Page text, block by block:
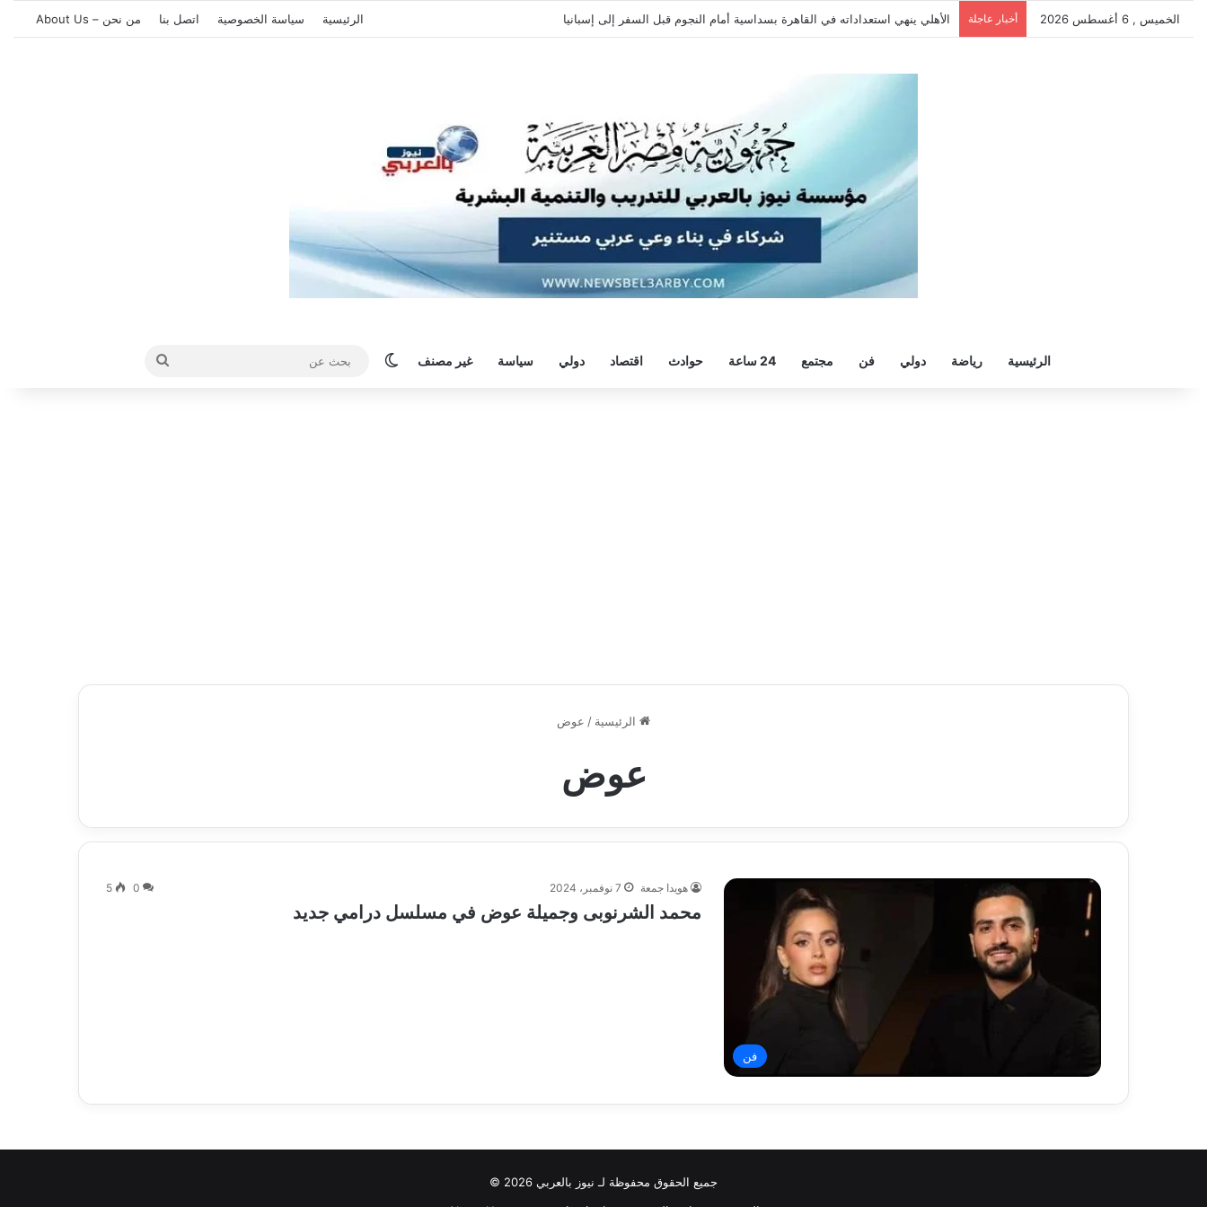
الخميس , 6 أغسطس 2026 أخبار عاجلة الأهلي ينهي استعداداته في القاهرة بسداسية أمام النجوم قبل السفر إلى إسبانيا الرئيسية سياسة الخصوصية اتصل بنا من نحن – About Us
الرئيسية رياضة دولي فن مجتمع 24 ساعة حوادث اقتصاد دولي سياسة غير مصنف الوضع المظلم
بحث
الرئيسية / عوض
عوض
فن
هويدا جمعة 7 نوفمبر، 2024 0
5
محمد الشرنوبى وجميلة عوض في مسلسل درامي جديد
جميع الحقوق محفوظة لـ نيوز بالعربي 2026 ©